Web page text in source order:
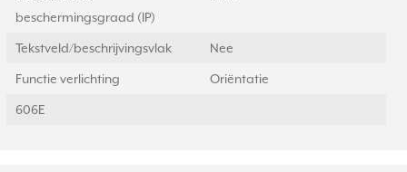
beschermingsgraad (IP)
Tekstveld/beschrijvingsvlak Nee
Functie verlichting Oriëntatie
606E